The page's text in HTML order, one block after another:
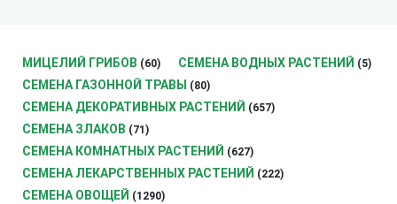
МИЦЕЛИЙ ГРИБОВ (60) СЕМЕНА ВОДНЫХ РАСТЕНИЙ (5)
СЕМЕНА ГАЗОННОЙ ТРАВЫ (80)
СЕМЕНА ДЕКОРАТИВНЫХ РАСТЕНИЙ (657)
СЕМЕНА ЗЛАКОВ (71)
СЕМЕНА КОМНАТНЫХ РАСТЕНИЙ (627)
СЕМЕНА ЛЕКАРСТВЕННЫХ РАСТЕНИЙ (222)
СЕМЕНА ОВОЩЕЙ (1290)